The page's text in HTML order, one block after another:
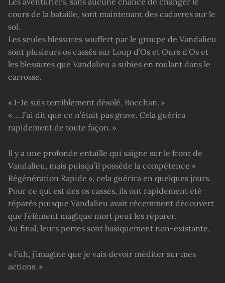
cours de la bataille, sont maintenant des cadavres sur le
sol.
Les seules blessures souffert par le groupe de Vandalieu
sont plusieurs os cassés sur Loup d’Os et Ours d’Os et
les blessures que Vandalieu a subies en roulant dans le
carrosse.
« J-Je suis terriblement désolé, Bocchan. »
« … J’ai dit que ce n’était pas grave. Cela guérira
rapidement de toute façon. »
Il y a une profonde entaille qui saigne sur le front de
Vandalieu, mais puisqu’il possède la compétence «
Régénération Rapide », cela guérira en quelques jours.
Pour ce qui est des os cassés, ils ont rapidement été
réparés puisque Vandalieu avait récemment découvert
que l’élément magique mort peut les réparer.
Au final, leurs pertes sont basiquement non-existante.
« Fuh, j’imagine que je vais devoir méditer sur mes
actions. »